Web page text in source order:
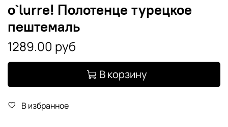
o`lurre! Полотенце турецкое
пештемаль
1289.00 руб
В корзину
В избранное